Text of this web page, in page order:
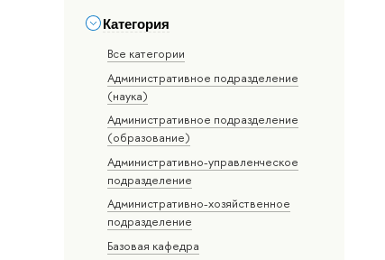
Категория
Все категории
Административное подразделение
(наука)
Административное подразделение
(образование)
Административно-управленческое
подразделение
Административно-хозяйственное
подразделение
Базовая кафедра